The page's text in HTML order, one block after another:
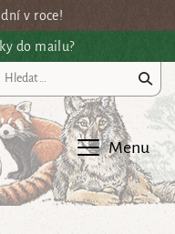
v roce!
do mailu?
Menu